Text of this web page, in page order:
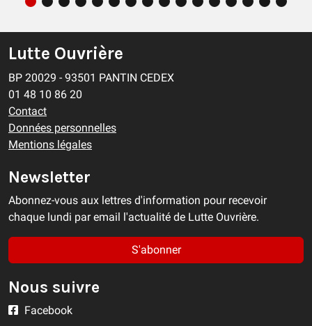
Lutte Ouvrière
BP 20029 - 93501 PANTIN CEDEX
01 48 10 86 20
Contact
Données personnelles
Mentions légales
Newsletter
Abonnez-vous aux lettres d'information pour recevoir
chaque lundi par email l'actualité de Lutte Ouvrière.
S'abonner
Nous suivre
Facebook